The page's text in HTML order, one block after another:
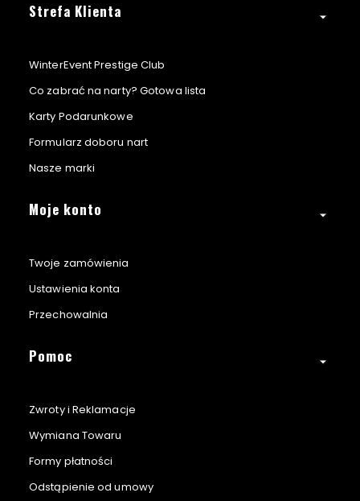
Strefa Klienta
WinterEvent Prestige Club
Co zabrać na narty? Gotowa lista
Karty Podarunkowe
Formularz doboru nart
Nasze marki
Moje konto
Twoje zamówienia
Ustawienia konta
Przechowalnia
Pomoc
Zwroty i Reklamacje
Wymiana Towaru
Formy płatności
Odstąpienie od umowy